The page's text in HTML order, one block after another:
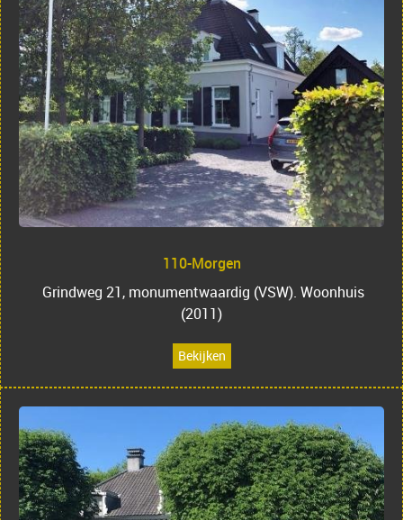
110-Morgen
Grindweg 21, monumentwaardig (VSW). Woonhuis
(2011)
Bekijken